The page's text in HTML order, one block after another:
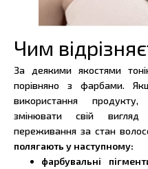
Чим
За деякими якостями
порівняно з фарбами.
використання
змінювати свій
переживання за стан
полягають у наступному:
фарбувальні